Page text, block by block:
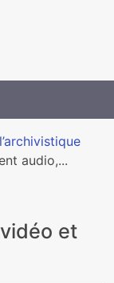
audio,...
et